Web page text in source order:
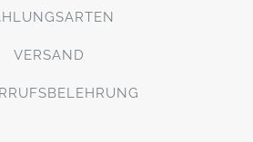
VERSAND